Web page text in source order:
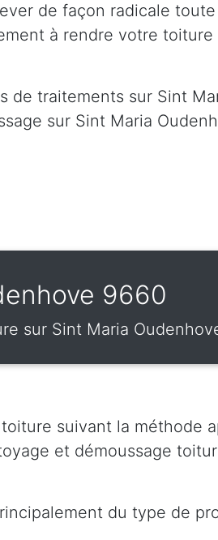
de façon radicale
à rendre votre toiture
de traitements sur Sint
sur Sint Maria
9660
sur Sint Maria
suivant la méthode
et démoussage
du type de